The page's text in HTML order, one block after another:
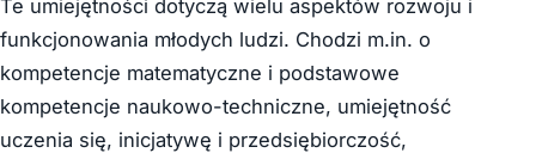
Te umiejętności dotyczą wielu aspektów rozwoju i
funkcjonowania młodych ludzi. Chodzi m.in. o
kompetencje matematyczne i podstawowe
kompetencje naukowo-techniczne, umiejętność
uczenia się, inicjatywę i przedsiębiorczość,